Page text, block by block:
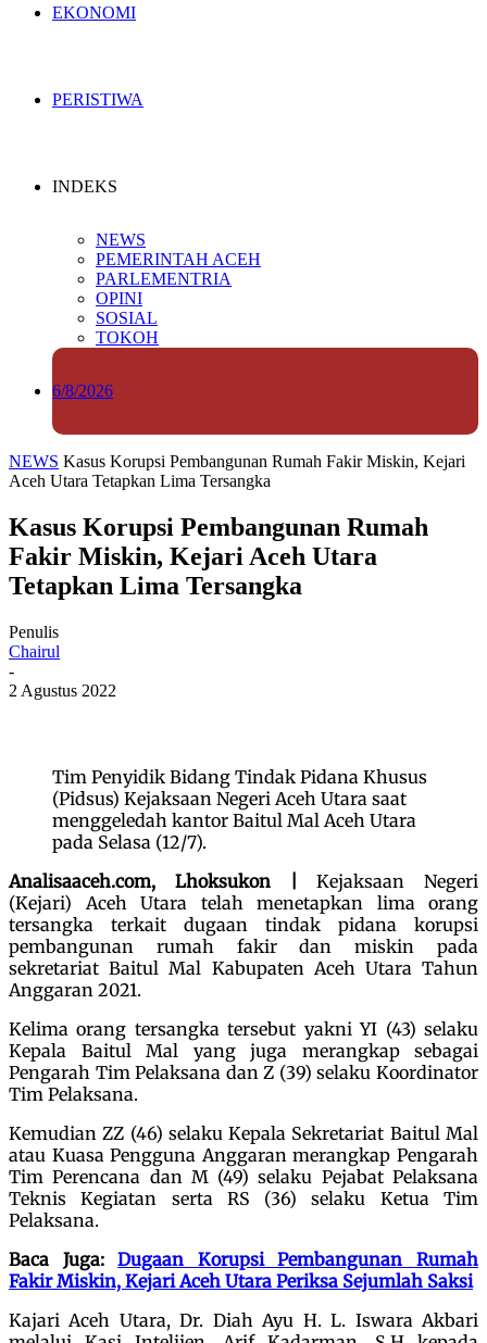
EKONOMI
PERISTIWA
INDEKS
NEWS
PEMERINTAH ACEH
PARLEMENTRIA
OPINI
SOSIAL
TOKOH
6/8/2026
NEWS Kasus Korupsi Pembangunan Rumah Fakir Miskin, Kejari
Aceh Utara Tetapkan Lima Tersangka
Kasus Korupsi Pembangunan Rumah
Fakir Miskin, Kejari Aceh Utara
Tetapkan Lima Tersangka
Penulis
Chairul
-
2 Agustus 2022
Tim Penyidik Bidang Tindak Pidana Khusus
(Pidsus) Kejaksaan Negeri Aceh Utara saat
menggeledah kantor Baitul Mal Aceh Utara
pada Selasa (12/7).
Analisaaceh.com, Lhoksukon |
Kejaksaan Negeri
(Kejari) Aceh Utara telah menetapkan lima orang
tersangka terkait dugaan tindak pidana korupsi
pembangunan rumah fakir dan miskin pada
sekretariat Baitul Mal Kabupaten Aceh Utara Tahun
Anggaran 2021.
Kelima orang tersangka tersebut yakni YI (43) selaku
Kepala Baitul Mal yang juga merangkap sebagai
Pengarah Tim Pelaksana dan Z (39) selaku Koordinator
Tim Pelaksana.
Kemudian ZZ (46) selaku Kepala Sekretariat Baitul Mal
atau Kuasa Pengguna Anggaran merangkap Pengarah
Tim Perencana dan M (49) selaku Pejabat Pelaksana
Teknis Kegiatan serta RS (36) selaku Ketua Tim
Pelaksana.
Baca Juga:Dugaan Korupsi Pembangunan Rumah
Fakir Miskin, Kejari Aceh Utara Periksa Sejumlah Saksi
Kajari Aceh Utara, Dr. Diah Ayu H. L. Iswara Akbari